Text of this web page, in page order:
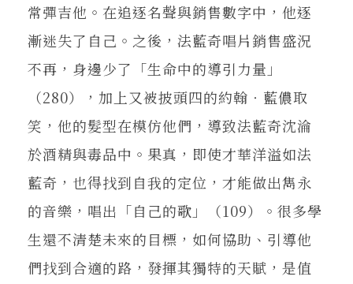
常彈吉他。在追逐名聲與銷售數字中，他逐
漸迷失了自己。之後，法藍奇唱片銷售盛況
不再，身邊少了「生命中的導引力量」
（280），加上又被披頭四的約翰‧藍儂取
笑，他的髮型在模仿他們，導致法藍奇沈淪
於酒精與毒品中。果真，即使才華洋溢如法
藍奇，也得找到自我的定位，才能做出雋永
的音樂，唱出「自己的歌」（109）。很多學
生還不清楚未來的目標，如何協助、引導他
們找到合適的路，發揮其獨特的天賦，是值